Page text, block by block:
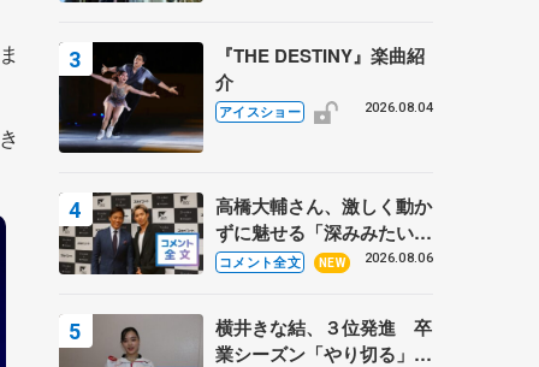
『THE DESTINY』楽曲紹
介
アイスショー 2026.08.04
高橋大輔さん、激しく動か
ずに魅せる「深みみたいな
ものは出てきている？」
あい
コメント全文 NEW 2026.08.06
横井きな結、３位発進 卒
業シーズン「やり切る」